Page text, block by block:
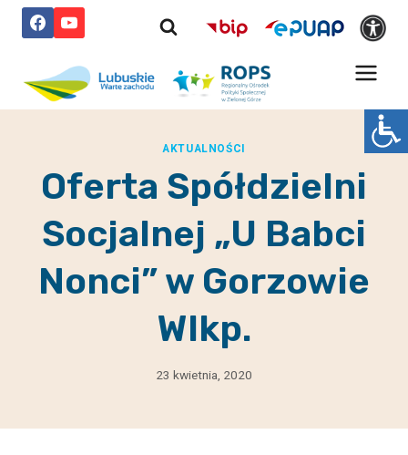
Przejdź
AKTUALNOŚCI
Oferta Spółdzielni
Socjalnej „U Babci
Nonci” w Gorzowie
Wlkp.
23 kwietnia, 2020